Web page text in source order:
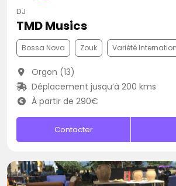
DJ
TMD Musics
Bossa Nova Zouk Variété
Orgon (13)
Déplacement jusqu’à 200 kms
À partir de 290€
Contacter